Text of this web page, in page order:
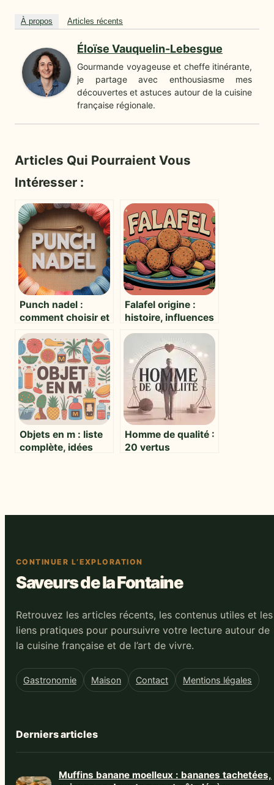
À propos Articles récents
Éloïse Vauquelin-Lebesgue
Gourmande voyageuse et cheffe itinérante,
je partage avec enthousiasme mes
découvertes et astuces autour de la cuisine
française régionale.
Articles Qui Pourraient Vous
Intéresser :
Punch nadel :
comment choisir et
utiliser cet outil
précieux en
broderie
Falafel origine :
histoire, influences
et secrets d’un
mets emblématique
Objets en m : liste
complète, idées
Homme de qualité :
20 vertus
CONTINUER L’EXPLORATION
Saveurs de la Fontaine
Retrouvez les articles récents, les contenus utiles et les
liens pratiques pour poursuivre votre lecture autour de
la cuisine française et de l’art de vivre.
Gastronomie Maison Contact Mentions légales
Derniers articles
Muffins banane moelleux : bananes tachetées,